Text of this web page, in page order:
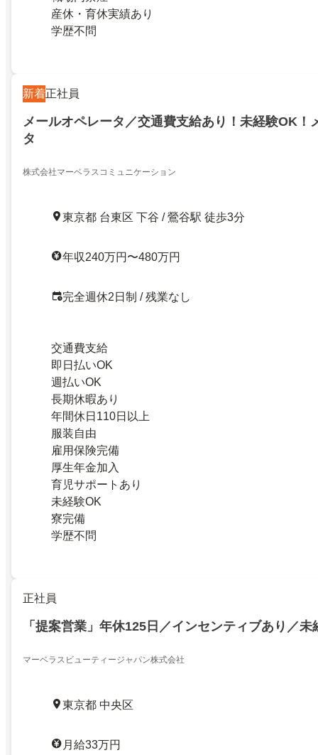
産休・育休実績あり
学歴不問
新着正社員
メールオペレータ／交通費支給あり！未経験OK！
タ
株式会社マーベラスコミュニケーション
東京都 台東区 下谷 / 鶯谷駅 徒歩3分
年収240万円〜480万円
完全週休2日制 / 残業なし
交通費支給
即日払いOK
週払いOK
長期休暇あり
年間休日110日以上
服装自由
雇用保険完備
厚生年金加入
育児サポートあり
未経験OK
寮完備
学歴不問
正社員
「提案営業」年休125日／インセンティブあり／未
マーベラスビューティージャパン株式会社
東京都 中央区
月給33万円